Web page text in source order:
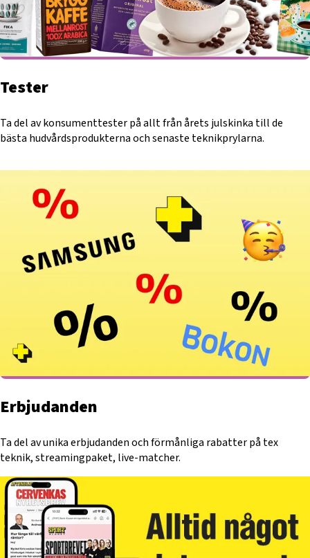
Tester
Ta del av konsumenttester på allt från årets julskinka till de
bästa hudvårdsprodukterna och senaste teknikprylarna.
Erbjudanden
Ta del av unika erbjudanden och förmånliga rabatter på tex
teknik, streamingpaket, live-matcher.